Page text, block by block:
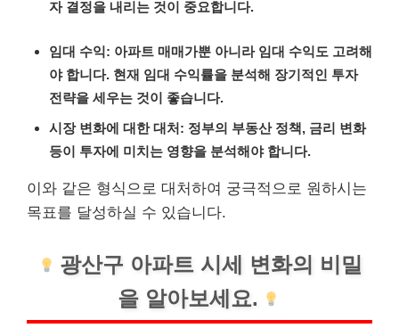
자 결정을 내리는 것이 중요합니다.
임대 수익: 아파트 매매가뿐 아니라 임대 수익도 고려해
야 합니다. 현재 임대 수익률을 분석해 장기적인 투자
전략을 세우는 것이 좋습니다.
시장 변화에 대한 대처: 정부의 부동산 정책, 금리 변화
등이 투자에 미치는 영향을 분석해야 합니다.
이와 같은 형식으로 대처하여 궁극적으로 원하시는
목표를 달성하실 수 있습니다.
광산구 아파트 시세 변화의 비밀
을 알아보세요.